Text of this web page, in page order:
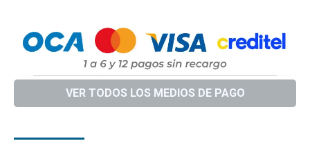
VER TODOS LOS MEDIOS DE PAGO